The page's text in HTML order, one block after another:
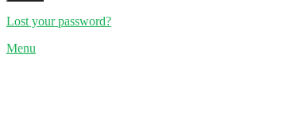
Lost your password?
Menu